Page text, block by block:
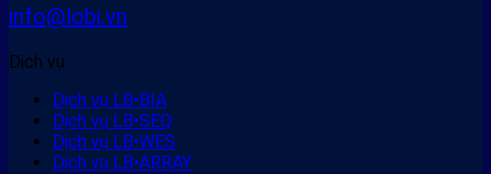
info@lobi.vn
Dịch vụ
Dịch vụ LB•BIA
Dịch vụ LB•SEQ
Dịch vụ LB•WES
Dịch vụ LB•ARRAY